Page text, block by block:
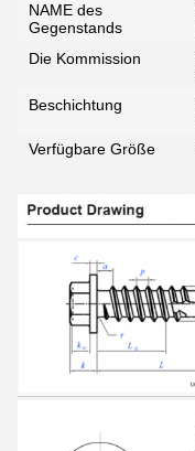
NAME des
Gegenstands
Die Kommission
Beschichtung
Verfügbare Größe